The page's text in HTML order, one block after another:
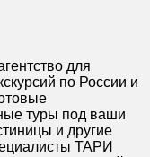
для
по России и
туры под ваши
и другие
ТАРИ